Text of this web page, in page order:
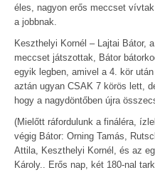
éles, nagyon erős meccset
a jobbnak.
Keszthelyi Kornél – Lajtai Bátor,
meccset játszottak, Bátor
egyik legben, amivel a 4. kör
aztán ugyan CSAK 7 körös lett,
hogy a nagydöntőben újra
(Mielőtt ráfordulunk a fináléra,
végig Bátor: Orning Tamás,
Attila, Keszthelyi Kornél, és az
Károly.. Erős nap, két 180-nal